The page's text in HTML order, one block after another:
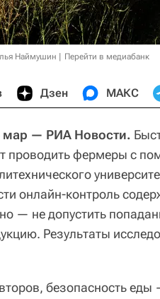
Наймушин Перейти в медиабанк
Дзен МАКС
— РИА Новости.
проводить фермеры с
онлайн-контроль
— не допустить
Результаты
безопасность